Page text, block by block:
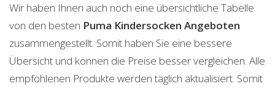
Wir haben Ihnen auch noch eine übersichtliche Tabelle
von den besten Puma Kindersocken Angeboten
zusammengestellt. Somit haben Sie eine bessere
Übersicht und können die Preise besser vergleichen. Alle
empfohlenen Produkte werden täglich aktualisiert. Somit